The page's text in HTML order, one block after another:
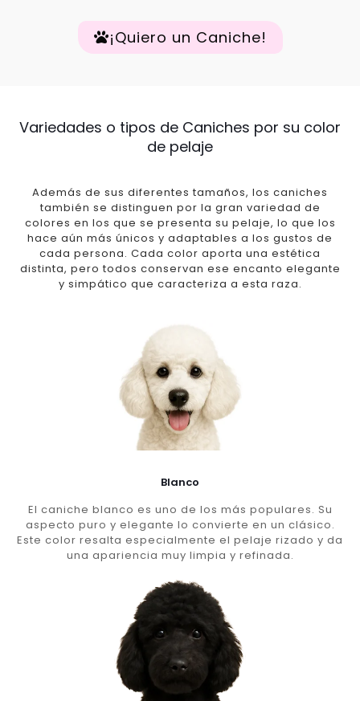
¡Quiero un Caniche!
Variedades o tipos de Caniches por su color
de pelaje
Además de sus diferentes tamaños, los caniches
también se distinguen por la gran variedad de
colores en los que se presenta su pelaje, lo que los
hace aún más únicos y adaptables a los gustos de
cada persona. Cada color aporta una estética
distinta, pero todos conservan ese encanto elegante
y simpático que caracteriza a esta raza.
Blanco
El caniche blanco es uno de los más populares. Su
aspecto puro y elegante lo convierte en un clásico.
Este color resalta especialmente el pelaje rizado y da
una apariencia muy limpia y refinada.